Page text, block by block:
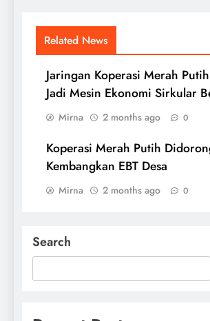
Related News
Jaringan Koperasi Merah
Jadi Mesin Ekonomi Sirkular
Mirna 2 months ago 0
Koperasi Merah Putih
Kembangkan EBT Desa
Mirna 2 months ago 0
Search